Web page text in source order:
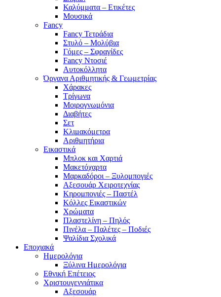
Καλύμματα – Ετικέτες
Μουσικά
Fancy
Fancy Τετράδια
Στυλό – Μολύβια
Γόμες – Σφραγίδες
Fancy Ντοσιέ
Αυτοκόλλητα
Όργανα Αριθμητικής & Γεωμετρίας
Χάρακες
Τρίγωνα
Mοιρογνωμόνια
Διαβήτες
Σετ
Κλιμακόμετρα
Αριθμητήρια
Εικαστικά
Μπλοκ και Χαρτιά
Μακετόχαρτα
Μαρκαδόροι – Ξυλομπογιές
Αξεσουάρ Χειροτεχνίας
Κηρομπογιές – Παστέλ
Κόλλες Εικαστικών
Χρώματα
Πλαστελίνη – Πηλός
Πινέλα – Παλέτες – Ποδιές
Ψαλίδια Σχολικά
Εποχιακά
Ημερολόγια
Ξύλινα Ημερολόγια
Εθνική Επέτειος
Χριστουγεννιάτικα
Αξεσουάρ